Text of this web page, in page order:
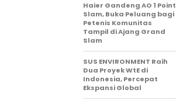
Haier Gandeng AO 1 Point
Slam, Buka Peluang bagi
Petenis Komunitas
Tampil di Ajang Grand
Slam
SUS ENVIRONMENT Raih
Dua Proyek WtE di
Indonesia, Percepat
Ekspansi Global